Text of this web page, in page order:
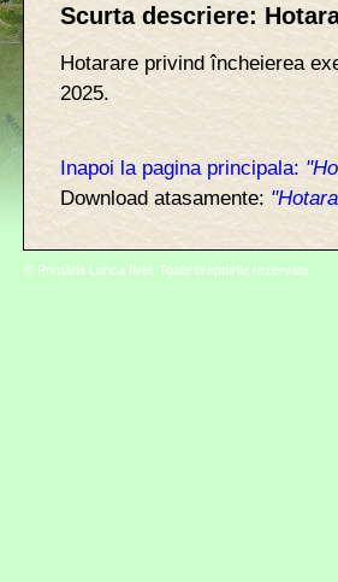
Scurta descriere:
Hotarare privind încheierea
2025.
Inapoi la pagina principala:
Download atasamente:
© Primăria Lunca Ilvei. Toate drepturile rezervate